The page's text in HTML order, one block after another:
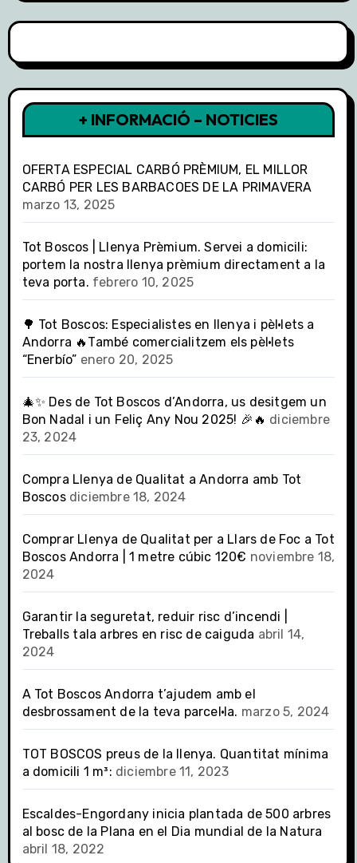
+ INFORMACIÓ – NOTICIES
OFERTA ESPECIAL CARBÓ PRÈMIUM, EL MILLOR
CARBÓ PER LES BARBACOES DE LA PRIMAVERA
marzo 13, 2025
Tot Boscos | Llenya Prèmium. Servei a domicili:
portem la nostra llenya prèmium directament a la
teva porta. febrero 10, 2025
🌳 Tot Boscos: Especialistes en llenya i pèl·lets a
Andorra 🔥També comercialitzem els pèl·lets
“Enerbío” enero 20, 2025
🎄✨ Des de Tot Boscos d’Andorra, us desitgem un
Bon Nadal i un Feliç Any Nou 2025! 🎉🔥 diciembre
23, 2024
Compra Llenya de Qualitat a Andorra amb Tot
Boscos diciembre 18, 2024
Comprar Llenya de Qualitat per a Llars de Foc a Tot
Boscos Andorra | 1 metre cúbic 120€ noviembre 18,
2024
Garantir la seguretat, reduir risc d’incendi |
Treballs tala arbres en risc de caiguda abril 14,
2024
A Tot Boscos Andorra t’ajudem amb el
desbrossament de la teva parcel·la. marzo 5, 2024
TOT BOSCOS preus de la llenya. Quantitat mínima
a domicili 1 m³: diciembre 11, 2023
Escaldes-Engordany inicia plantada de 500 arbres
al bosc de la Plana en el Dia mundial de la Natura
abril 18, 2022